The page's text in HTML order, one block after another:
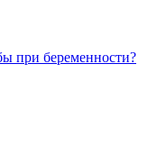
при беременности?